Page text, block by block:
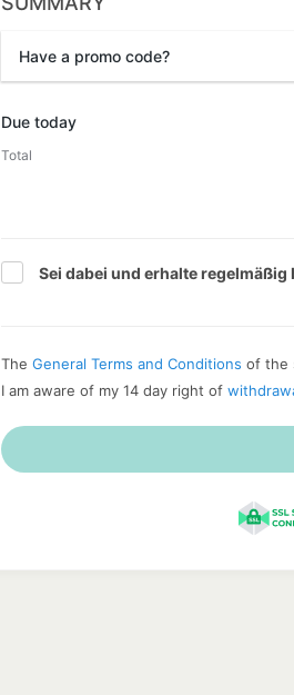
Have a promo code?
Due today
Total
Sei dabei und erhalte
The General Terms and Conditions of the
I am aware of my 14 day right of